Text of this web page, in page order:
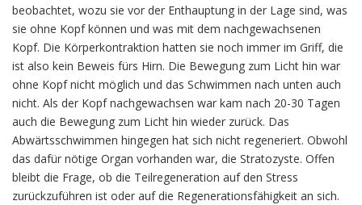
beobachtet, wozu sie vor der Enthauptung in der Lage sind, was
sie ohne Kopf können und was mit dem nachgewachsenen
Kopf. Die Körperkontraktion hatten sie noch immer im Griff, die
ist also kein Beweis fürs Hirn. Die Bewegung zum Licht hin war
ohne Kopf nicht möglich und das Schwimmen nach unten auch
nicht. Als der Kopf nachgewachsen war kam nach 20-30 Tagen
auch die Bewegung zum Licht hin wieder zurück. Das
Abwärtsschwimmen hingegen hat sich nicht regeneriert. Obwohl
das dafür nötige Organ vorhanden war, die Stratozyste. Offen
bleibt die Frage, ob die Teilregeneration auf den Stress
zurückzuführen ist oder auf die Regenerationsfähigkeit an sich.